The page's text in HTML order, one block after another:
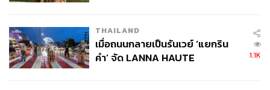
THAILAND
เมื่อถนนกลายเป็นรันเวย์ ‘แยกริน
คำ’ จัด LANNA HAUTE
1.1K